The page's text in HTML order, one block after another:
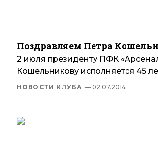
Поздравляем Петра
2 июля президенту ПФК
Кошельникову исполняется 45
НОВОСТИ КЛУБА — 02.07.2014